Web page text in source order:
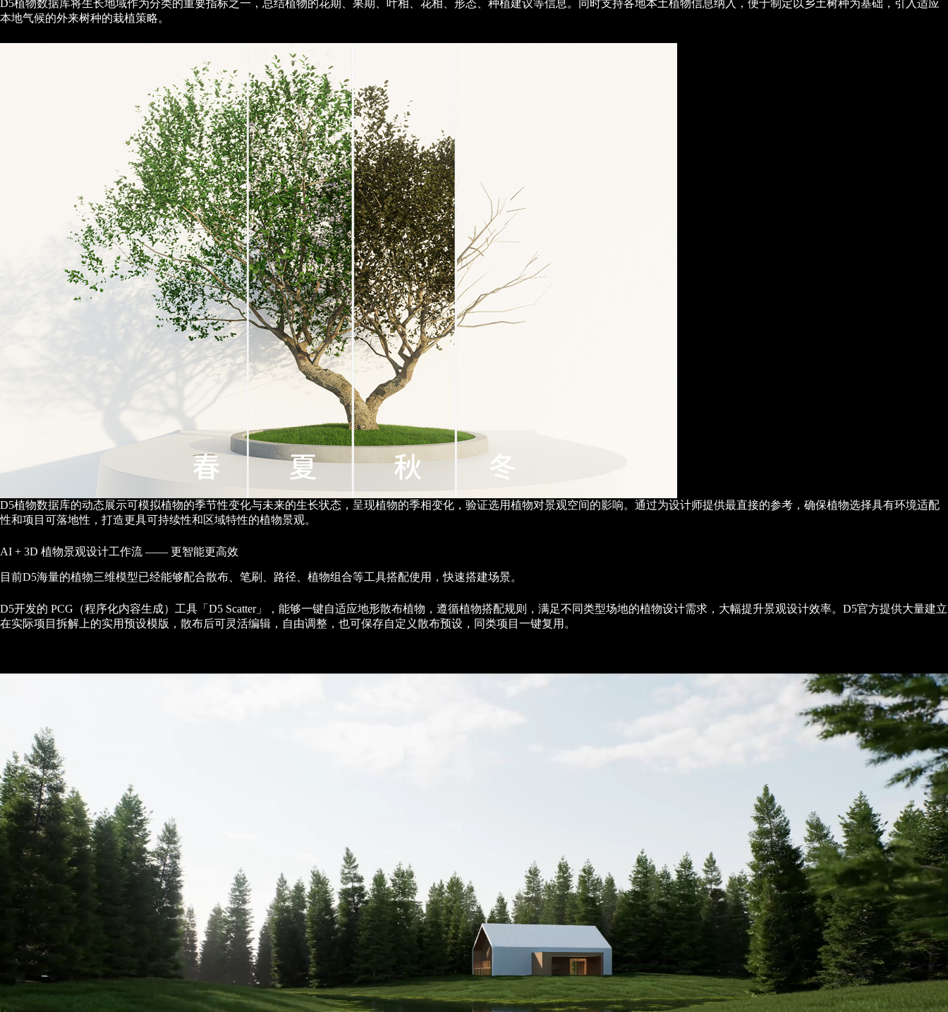
D5植物数据库将生长地域作为分类的重要指标之一，总结植物的花期、果期、叶相、花相、形态、种植建议等信息。同时支持各地本土植物信息纳入，便于制定以乡土树种为基础，引入适应
本地气候的外来树种的栽植策略。
D5植物数据库的动态展示可模拟植物的季节性变化与未来的生长状态，呈现植物的季相变化，验证选用植物对景观空间的影响。通过为设计师提供最直接的参考，确保植物选择具有环境适配
性和项目可落地性，打造更具可持续性和区域特性的植物景观。
AI + 3D 植物景观设计工作流 —— 更智能更高效
目前D5海量的植物三维模型已经能够配合散布、笔刷、路径、植物组合等工具搭配使用，快速搭建场景。
D5开发的 PCG（程序化内容生成）工具「D5 Scatter」，能够一键自适应地形散布植物，遵循植物搭配规则，满足不同类型场地的植物设计需求，大幅提升景观设计效率。D5官方提供大量建立
在实际项目拆解上的实用预设模版，散布后可灵活编辑，自由调整，也可保存自定义散布预设，同类项目一键复用。